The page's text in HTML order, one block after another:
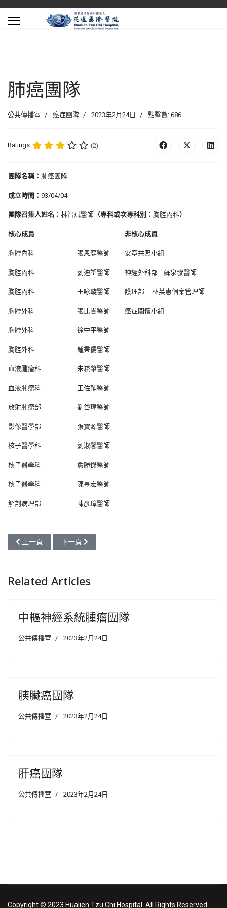
肺癌團隊
公共傳播室 癌症團隊 2023年2月24日 點擊數: 686
Ratings (2)
團隊名稱： 肺癌團隊
成立時間： 93/04/04
團隊召集人姓名： 林智斌醫師 （專科或次專科別： 胸腔內科）
核心成員 非核心成員
胸腔內科 張恩庭醫師 安寧共照小組
胸腔內科 劉迪塑醫師 神經外科部 蘇泉發醫師
胸腔內科 王咏璇醫師 護理部 林英惠個案管理師
胸腔外科 張比嵩醫師 癌症關懷小組
胸腔外科 徐中平醫師
胸腔外科 鍾秉儒醫師
血液腫瘤科 朱崧肇醫師
血液腫瘤科 王佐輔醫師
放射腫瘤部 劉岱瑋醫師
影像醫學部 張寶源醫師
核子醫學科 劉淑馨醫師
核子醫學科 詹勝傑醫師
核子醫學科 陳昱宏醫師
解剖病理部 陳彥璋醫師
上一篇文章: 中樞神經系統腫瘤團隊
上一頁 下一篇文章: 胰臟癌團隊
下一頁
Related Articles
中樞神經系統腫瘤團隊
公共傳播室 2023年2月24日
胰臟癌團隊
公共傳播室 2023年2月24日
肝癌團隊
公共傳播室 2023年2月24日
Copyright © 2023 Hualien Tzu Chi Hospital. All Rights Reserved.